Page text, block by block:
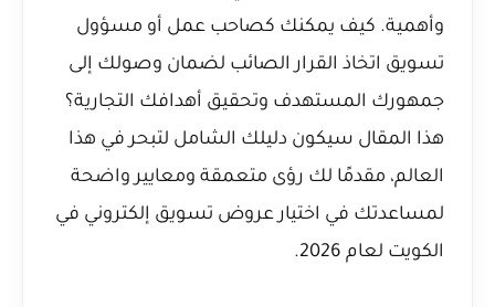
وأهمية. كيف يمكنك كصاحب عمل أو مسؤول
تسويق اتخاذ القرار الصائب لضمان وصولك إلى
جمهورك المستهدف وتحقيق أهدافك التجارية؟
هذا المقال سيكون دليلك الشامل لتبحر في هذا
العالم، مقدمًا لك رؤى متعمقة ومعايير واضحة
لمساعدتك في اختيار عروض تسويق إلكتروني في
الكويت لعام 2026.